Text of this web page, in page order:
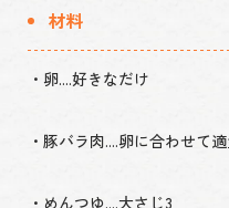
材料
・卵....好きなだけ
・豚バラ肉....卵に合わせて
・めんつゆ....大さじ3